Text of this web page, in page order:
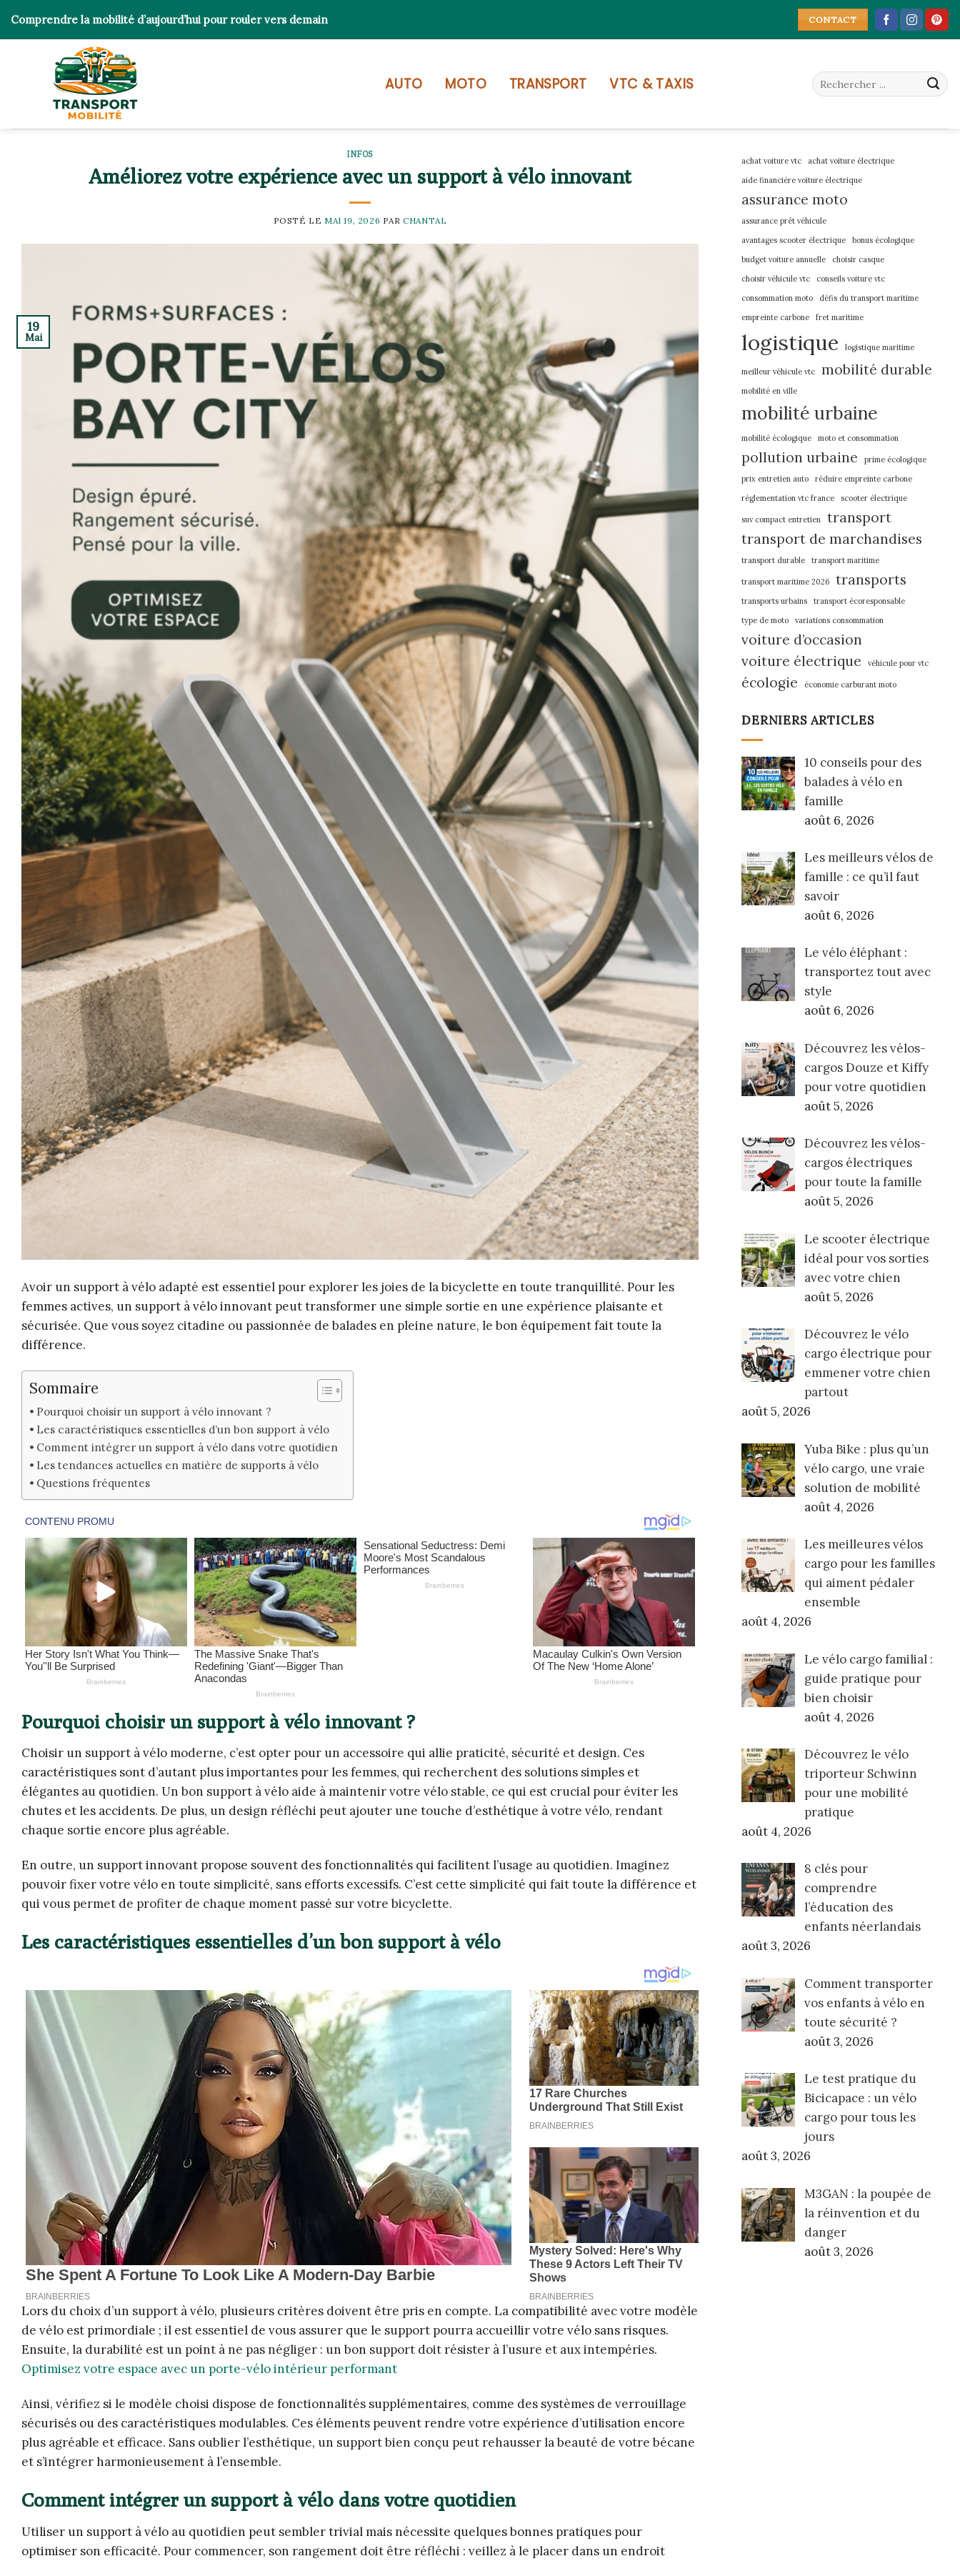
Comprendre la mobilité d’aujourd’hui pour rouler vers demain CONTACT
AUTO MOTO TRANSPORT VTC & TAXIS
INFOS
Améliorez votre expérience avec un support à vélo innovant
POSTÉ LE MAI 19, 2026 PARCHANTAL
19
Mai
Avoir un support à vélo adapté est essentiel pour explorer les joies de la bicyclette en toute tranquillité. Pour les
femmes actives, un support à vélo innovant peut transformer une simple sortie en une expérience plaisante et
sécurisée. Que vous soyez citadine ou passionnée de balades en pleine nature, le bon équipement fait toute la
différence.
Sommaire
Pourquoi choisir un support à vélo innovant ?
Les caractéristiques essentielles d’un bon support à vélo
Comment intégrer un support à vélo dans votre quotidien
Les tendances actuelles en matière de supports à vélo
Questions fréquentes
Pourquoi choisir un support à vélo innovant ?
Choisir un support à vélo moderne, c’est opter pour un accessoire qui allie praticité, sécurité et design. Ces
caractéristiques sont d’autant plus importantes pour les femmes, qui recherchent des solutions simples et
élégantes au quotidien. Un bon support à vélo aide à maintenir votre vélo stable, ce qui est crucial pour éviter les
chutes et les accidents. De plus, un design réfléchi peut ajouter une touche d’esthétique à votre vélo, rendant
chaque sortie encore plus agréable.
En outre, un support innovant propose souvent des fonctionnalités qui facilitent l’usage au quotidien. Imaginez
pouvoir fixer votre vélo en toute simplicité, sans efforts excessifs. C’est cette simplicité qui fait toute la différence et
qui vous permet de profiter de chaque moment passé sur votre bicyclette.
Les caractéristiques essentielles d’un bon support à vélo
Lors du choix d’un support à vélo, plusieurs critères doivent être pris en compte. La compatibilité avec votre modèle
de vélo est primordiale ; il est essentiel de vous assurer que le support pourra accueillir votre vélo sans risques.
Ensuite, la durabilité est un point à ne pas négliger : un bon support doit résister à l’usure et aux intempéries.
Optimisez votre espace avec un porte-vélo intérieur performant
Ainsi, vérifiez si le modèle choisi dispose de fonctionnalités supplémentaires, comme des systèmes de verrouillage
sécurisés ou des caractéristiques modulables. Ces éléments peuvent rendre votre expérience d’utilisation encore
plus agréable et efficace. Sans oublier l’esthétique, un support bien conçu peut rehausser la beauté de votre bécane
et s’intégrer harmonieusement à l’ensemble.
Comment intégrer un support à vélo dans votre quotidien
Utiliser un support à vélo au quotidien peut sembler trivial mais nécessite quelques bonnes pratiques pour
optimiser son efficacité. Pour commencer, son rangement doit être réfléchi : veillez à le placer dans un endroit
achat voiture vtc
achat voiture électrique
aide financière voiture électrique
assurance moto
assurance prêt véhicule
avantages scooter électrique
bonus écologique
budget voiture annuelle
choisir casque
choisir véhicule vtc
conseils voiture vtc
consommation moto
défis du transport maritime
empreinte carbone
fret maritime
logistique logistique maritime
meilleur véhicule vtc mobilité durable
mobilité en ville
mobilité urbaine
mobilité écologique moto et consommation
pollution urbaine
prime écologique
prix entretien auto
réduire empreinte carbone
réglementation vtc france
scooter électrique
suv compact entretien
transport
transport de marchandises
transport durable transport maritime
transport maritime 2026 transports
transports urbains
transport écoresponsable
type de moto
variations consommation
voiture d’occasion
voiture électrique
véhicule pour vtc
écologie économie carburant moto
DERNIERS ARTICLES
10 conseils pour des
balades à vélo en
famille
août 6, 2026
Les meilleurs vélos de
famille : ce qu’il faut
savoir
août 6, 2026
Le vélo éléphant :
transportez tout avec
style
août 6, 2026
Découvrez les vélos-
cargos Douze et Kiffy
pour votre quotidien
août 5, 2026
Découvrez les vélos-
cargos électriques
pour toute la famille
août 5, 2026
Le scooter électrique
idéal pour vos sorties
avec votre chien
août 5, 2026
Découvrez le vélo
cargo électrique pour
emmener votre chien
partout
août 5, 2026
Yuba Bike : plus qu’un
vélo cargo, une vraie
solution de mobilité
août 4, 2026
Les meilleures vélos
cargo pour les familles
qui aiment pédaler
ensemble
août 4, 2026
Le vélo cargo familial :
guide pratique pour
bien choisir
août 4, 2026
Découvrez le vélo
triporteur Schwinn
pour une mobilité
pratique
août 4, 2026
8 clés pour
comprendre
l’éducation des
enfants néerlandais
août 3, 2026
Comment transporter
vos enfants à vélo en
toute sécurité ?
août 3, 2026
Le test pratique du
Bicicapace : un vélo
cargo pour tous les
jours
août 3, 2026
M3GAN : la poupée de
la réinvention et du
danger
août 3, 2026